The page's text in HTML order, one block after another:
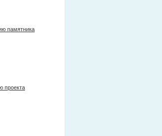
памятника
проекта